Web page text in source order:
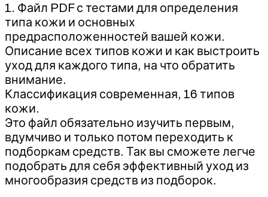
‌1. Файл PDF с тестами для определения
типа кожи и основных
предрасположенностей вашей кожи.
‌Описание всех типов кожи и как выстроить
уход для каждого типа, на что обратить
внимание.
‌Классификация современная, 16 типов
кожи.
‌Это файл обязательно изучить первым,
вдумчиво и только потом переходить к
подборкам средств. Так вы сможете легче
подобрать для себя эффективный уход из
многообразия средств из подборок.